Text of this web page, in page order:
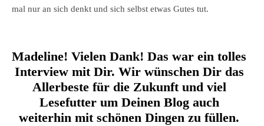
mal nur an sich denkt und sich selbst etwas Gutes tut.
Madeline! Vielen Dank! Das war ein tolles
Interview mit Dir. Wir wünschen Dir das
Allerbeste für die Zukunft und viel
Lesefutter um Deinen Blog auch
weiterhin mit schönen Dingen zu füllen.